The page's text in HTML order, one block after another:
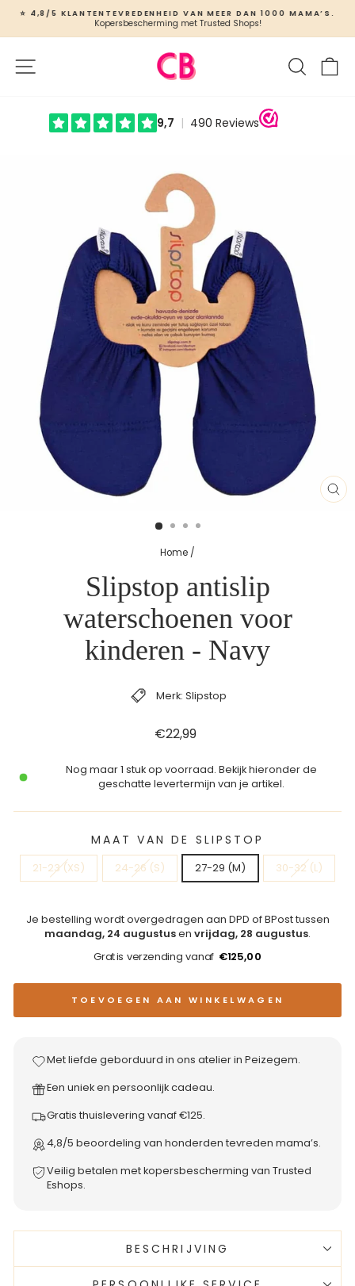
naar
inhoud
Slideshow
⭐ 4,8/5 KLANTENTEVREDENHEID VAN MEER DAN 1000 MAMA’S.
Kopersbescherming met Trusted Shops!
Zoeken
Home /
Slipstop antislip
waterschoenen voor
kinderen - Navy
Merk: Slipstop
Reguliere
€22,99
Nog maar 1 stuk op voorraad. Bekijk hieronder de
geschatte levertermijn van je artikel.
MAAT VAN DE SLIPSTOP
21-23 (XS) 24-26 (S) 27-29 (M) 30-32 (L)
Je bestelling wordt overgedragen aan DPD of BPost tussen
maandag, 24 augustusen vrijdag, 28 augustus.
Gratis verzending vanaf €125,00
TOEVOEGEN AAN WINKELWAGEN
Met liefde geborduurd in ons atelier in Peizegem.
Een uniek en persoonlijk cadeau.
Gratis thuislevering vanaf €125.
4,8/5 beoordeling van honderden tevreden mama’s.
Veilig betalen met kopersbescherming van Trusted
Eshops.
BESCHRIJVING